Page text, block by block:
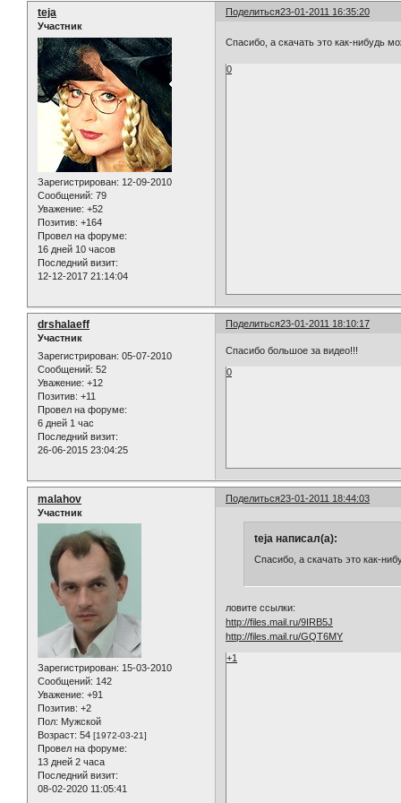
Поделиться23-01-2011 16:35:20
teja
Участник
Зарегистрирован: 12-09-2010
Сообщений: 79
Уважение: +52
Позитив: +164
Провел на форуме:
16 дней 10 часов
Последний визит:
12-12-2017 21:14:04
Спасибо, а скачать это как-нибудь
0
Поделиться23-01-2011 18:10:17
drshalaeff
Участник
Зарегистрирован: 05-07-2010
Сообщений: 52
Уважение: +12
Позитив: +11
Провел на форуме:
6 дней 1 час
Последний визит:
26-06-2015 23:04:25
Спасибо большое за видео!!!
0
Поделиться23-01-2011 18:44:03
malahov
Участник
Зарегистрирован: 15-03-2010
Сообщений: 142
Уважение: +91
Позитив: +2
Пол: Мужской
Возраст: 54 [1972-03-21]
Провел на форуме:
13 дней 2 часа
Последний визит:
08-02-2020 11:05:41
teja написал(а):
Спасибо, а скачать это как-
ловите ссылки:
http://files.mail.ru/9IRB5J
http://files.mail.ru/GQT6MY
+1